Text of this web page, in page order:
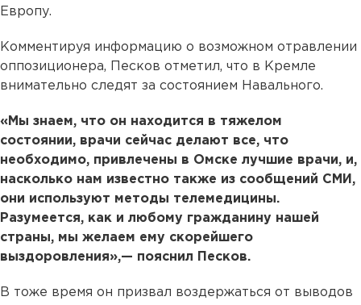
Европу.
Комментируя информацию о возможном отравлении
оппозиционера, Песков отметил, что в Кремле
внимательно следят за состоянием Навального.
«Мы знаем, что он находится в тяжелом
состоянии, врачи сейчас делают все, что
необходимо, привлечены в Омске лучшие врачи, и,
насколько нам известно также из сообщений СМИ,
они используют методы телемедицины.
Разумеется, как и любому гражданину нашей
страны, мы желаем ему скорейшего
выздоровления»,— пояснил Песков.
В тоже время он призвал воздержаться от выводов